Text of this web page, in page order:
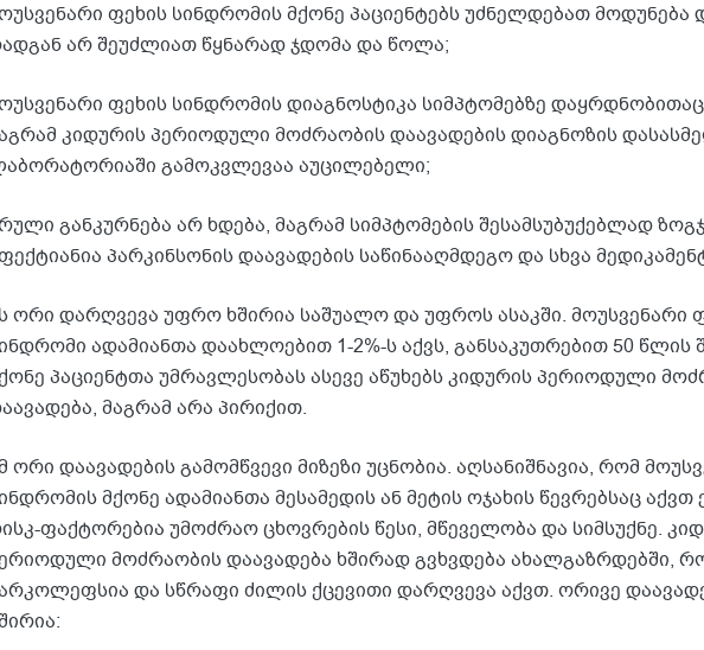
ფეხის სინდრომის მქონე პაციენტებს უძნელდებათ მოდუნება
არ შეუძლიათ წყნარად ჯდომა და წოლა;
ფეხის სინდრომის დიაგნოსტიკა სიმპტომებზე
კიდურის პერიოდული მოძრაობის დაავადების დიაგნოზის
გამოკვლევაა აუცილებელი;
განკურნება არ ხდება, მაგრამ სიმპტომების შესამსუბუქებლად
პარკინსონის დაავადების საწინააღმდეგო და სხვა
ორი დარღვევა უფრო ხშირია საშუალო და უფროს ასაკში. მოუსვენარი
ადამიანთა დაახლოებით 1-2%-ს აქვს, განსაკუთრებით 50 წლის
პაციენტთა უმრავლესობას ასევე აწუხებს კიდურის პერიოდული
მაგრამ არა პირიქით.
ორი დაავადების გამომწვევი მიზეზი უცნობია. აღსანიშნავია, რომ
მქონე ადამიანთა მესამედის ან მეტის ოჯახის წევრებსაც აქვთ
ფაქტორებია უმოძრაო ცხოვრების წესი, მწეველობა და სიმსუქნე.
მოძრაობის დაავადება ხშირად გვხვდება ახალგაზრდებში,
და სწრაფი ძილის ქცევითი დარღვევა აქვთ. ორივე